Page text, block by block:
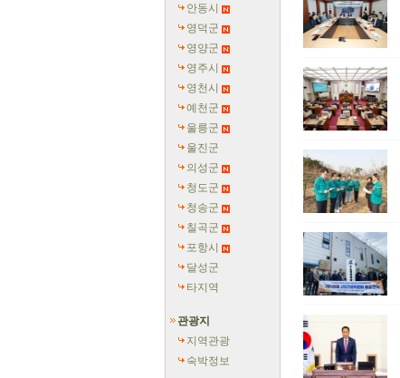
안동시
영덕군
영양군
영주시
영천시
예천군
울릉군
울진군
의성군
청도군
청송군
칠곡군
포항시
달성군
타지역
관광지
지역관광
숙박정보